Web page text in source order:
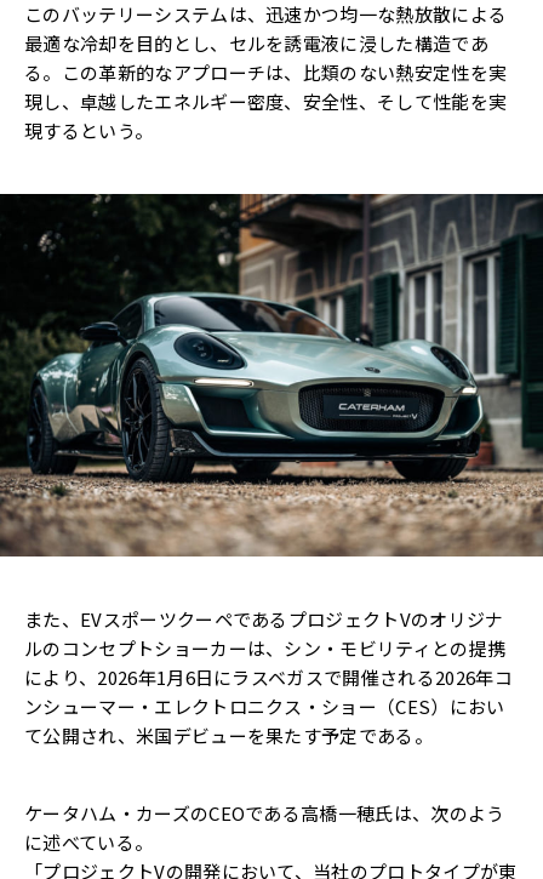
このバッテリーシステムは、迅速かつ均一な熱放散による
最適な冷却を目的とし、セルを誘電液に浸した構造であ
る。この革新的なアプローチは、比類のない熱安定性を実
現し、卓越したエネルギー密度、安全性、そして性能を実
現するという。
また、EVスポーツクーペであるプロジェクトVのオリジナ
ルのコンセプトショーカーは、シン・モビリティとの提携
により、2026年1月6日にラスベガスで開催される2026年コ
ンシューマー・エレクトロニクス・ショー（CES）におい
て公開され、米国デビューを果たす予定である。
ケータハム・カーズのCEOである高橋一穂氏は、次のよう
に述べている。
「プロジェクトVの開発において、当社のプロトタイプが東